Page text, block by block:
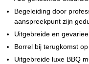
Begeleiding door
aanspreekpunt zijn
Uitgebreide en
Borrel bij terugkomst
Uitgebreide luxe BBQ